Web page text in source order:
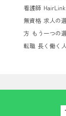
看護師 HairLink
無資格 求人の
方 もう一つの
転職 長く働く人